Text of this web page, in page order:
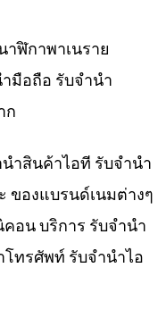
ฬิกาพาเนราย
มือถือ รับจำนำ
ก
ำสินค้าไอที รับจำนำ
ของแบรนด์เนมต่างๆ
อน บริการ รับจำนำ
ทรศัพท์ รับจำนำไอ